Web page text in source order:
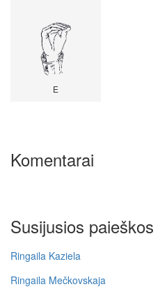
E
Komentarai
Susijusios paieškos
Ringaila Kaziela
Ringaila Mečkovskaja